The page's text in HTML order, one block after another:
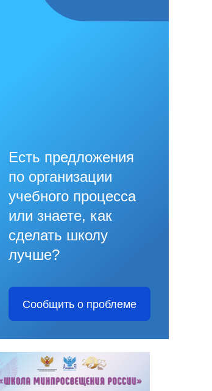
Есть предложения
по организации
учебного процесса
или знаете, как
сделать школу
лучше?
Сообщить о проблеме